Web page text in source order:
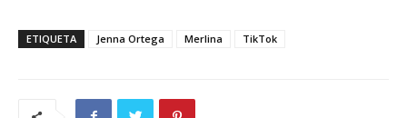
ETIQUETA Jenna Ortega Merlina TikTok